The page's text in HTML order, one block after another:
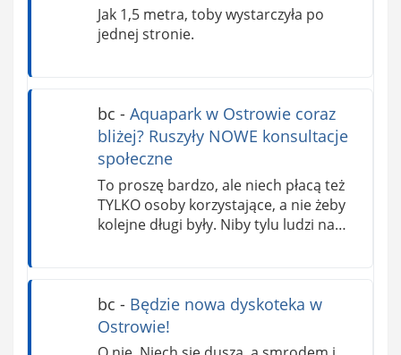
Jak 1,5 metra, toby wystarczyła po
jednej stronie.
bc - Aquapark w Ostrowie coraz
bliżej? Ruszyły NOWE konsultacje
społeczne
To proszę bardzo, ale niech płacą też
TYLKO osoby korzystające, a nie żeby
kolejne długi były. Niby tylu ludzi na…
bc - Będzie nowa dyskoteka w
Ostrowie!